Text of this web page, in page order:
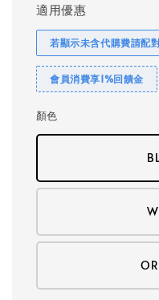
適用優惠
若顯示未含代購費請配
會員消費享1%回饋金
顏色